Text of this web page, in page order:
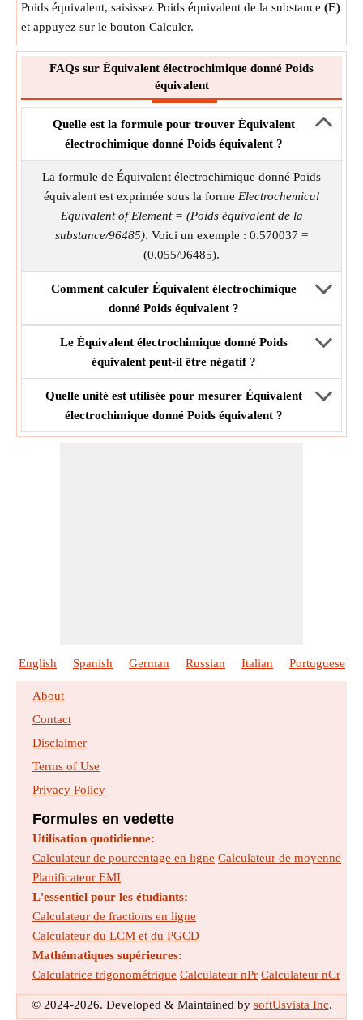
Poids équivalent, saisissez Poids équivalent de la substance (E)
et appuyez sur le bouton Calculer.
FAQs sur Équivalent électrochimique donné Poids
équivalent
Quelle est la formule pour trouver Équivalent
électrochimique donné Poids équivalent ?
La formule de Équivalent électrochimique donné Poids
équivalent est exprimée sous la forme Electrochemical
Equivalent of Element = (Poids équivalent de la
substance/96485). Voici un exemple : 0.570037 =
(0.055/96485).
Comment calculer Équivalent électrochimique
donné Poids équivalent ?
Le Équivalent électrochimique donné Poids
équivalent peut-il être négatif ?
Quelle unité est utilisée pour mesurer Équivalent
électrochimique donné Poids équivalent ?
English Spanish German Russian Italian Portuguese
About
Contact
Disclaimer
Terms of Use
Privacy Policy
Formules en vedette
Utilisation quotidienne:
Calculateur de pourcentage en ligne Calculateur de moyenne
Planificateur EMI
L'essentiel pour les étudiants:
Calculateur de fractions en ligne
Calculateur du LCM et du PGCD
Mathématiques supérieures:
Calculatrice trigonométrique Calculateur nPr Calculateur nCr
© 2024-2026. Developed & Maintained by softUsvista Inc.